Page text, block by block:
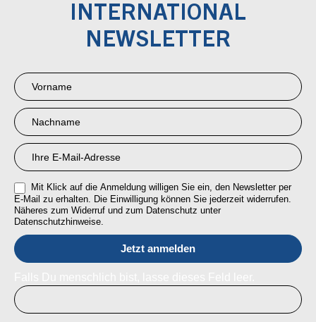
INTERNATIONAL
NEWSLETTER
Newsletter
Anmeldung
RMI
Mit Klick auf die Anmeldung willigen Sie ein, den Newsletter per
E-Mail zu erhalten. Die Einwilligung können Sie jederzeit widerrufen.
Näheres zum Widerruf und zum Datenschutz unter
Datenschutzhinweise.